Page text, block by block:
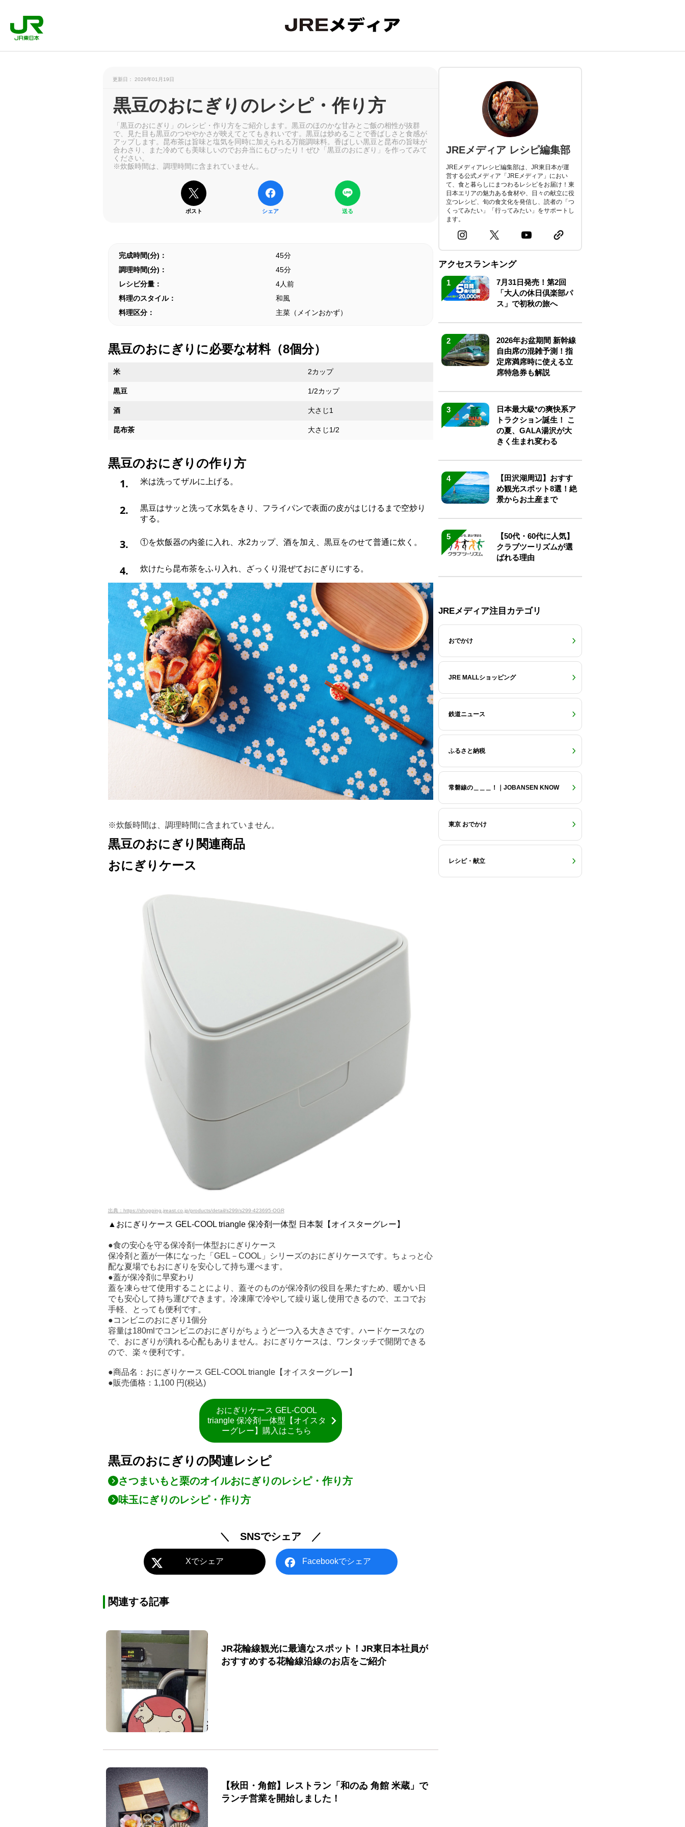
更新日： 2026年01月19日
黒豆のおにぎりのレシピ・作り方
「黒豆のおにぎり」のレシピ・作り方をご紹介します。黒豆のほのかな甘みとご飯の相性が抜群
で、見た目も黒豆のつややかさが映えてとてもきれいです。黒豆は炒めることで香ばしさと食感が
アップします。昆布茶は旨味と塩気を同時に加えられる万能調味料。香ばしい黒豆と昆布の旨味が
合わさり、また冷めても美味しいのでお弁当にもぴったり！ぜひ「黒豆のおにぎり」を作ってみて
ください。
※炊飯時間は、調理時間に含まれていません。
ポスト シェア 送る
完成時間(分)：
45分
調理時間(分)：
45分
レシピ分量：
4人前
料理のスタイル：
和風
料理区分：
主菜（メインおかず）
黒豆のおにぎりに必要な材料（8個分）
米 2カップ
黒豆 1/2カップ
酒 大さじ1
昆布茶 大さじ1/2
黒豆のおにぎりの作り方
1.
米は洗ってザルに上げる。
2.
黒豆はサッと洗って水気をきり、フライパンで表面の皮がはじけるまで空炒り
する。
3. ①を炊飯器の内釜に入れ、水2カップ、酒を加え、黒豆をのせて普通に炊く。
4. 炊けたら昆布茶をふり入れ、ざっくり混ぜておにぎりにする。
※炊飯時間は、調理時間に含まれていません。
黒豆のおにぎり関連商品
おにぎりケース
出典：https://shopping.jreast.co.jp/products/detail/s299/s299-423695-OGR
▲おにぎりケース GEL-COOL triangle 保冷剤一体型 日本製【オイスターグレー】
●食の安心を守る保冷剤一体型おにぎりケース
保冷剤と蓋が一体になった「GEL－COOL」シリーズのおにぎりケースです。ちょっと心
配な夏場でもおにぎりを安心して持ち運べます。
●蓋が保冷剤に早変わり
蓋を凍らせて使用することにより、蓋そのものが保冷剤の役目を果たすため、暖かい日
でも安心して持ち運びできます。冷凍庫で冷やして繰り返し使用できるので、エコでお
手軽、とっても便利です。
●コンビニのおにぎり1個分
容量は180mlでコンビニのおにぎりがちょうど一つ入る大きさです。ハードケースなの
で、おにぎりが潰れる心配もありません。おにぎりケースは、ワンタッチで開閉できる
ので、楽々便利です。
●商品名：おにぎりケース GEL-COOL triangle【オイスターグレー】
●販売価格：1,100 円(税込)
おにぎりケース GEL-COOL
triangle 保冷剤一体型【オイスタ
ーグレー】購入はこちら
黒豆のおにぎりの関連レシピ
さつまいもと栗のオイルおにぎりのレシピ・作り方
味玉にぎりのレシピ・作り方
＼ SNSでシェア ／
Xでシェア Facebookでシェア
関連する記事
JR花輪線観光に最適なスポット！JR東日本社員が
おすすめする花輪線沿線のお店をご紹介
【秋田・角館】レストラン「和のゐ 角館 米蔵」で
ランチ営業を開始しました！
JREメディア レシピ編集部
JREメディアレシピ編集部は、JR東日本が運
営する公式メディア「JREメディア」におい
て、食と暮らしにまつわるレシピをお届け！東
日本エリアの魅力ある食材や、日々の献立に役
立つレシピ、旬の食文化を発信し、読者の「つ
くってみたい」「行ってみたい」をサポートし
ます。
アクセスランキング
1
7月31日発売！第2回
「大人の休日倶楽部パ
ス」で初秋の旅へ
2
2026年お盆期間 新幹線
自由席の混雑予測！指
定席満席時に使える立
席特急券も解説
3
日本最大級*の爽快系ア
トラクション誕生！ こ
の夏、GALA湯沢が大
きく生まれ変わる
4
【田沢湖周辺】おすす
め観光スポット8選！絶
景からお土産まで
5
【50代・60代に人気】
クラブツーリズムが選
ばれる理由
JREメディア注目カテゴリ
おでかけ
JRE MALLショッピング
鉄道ニュース
ふるさと納税
常磐線の＿＿＿！｜JOBANSEN KNOW
東京 おでかけ
レシピ・献立